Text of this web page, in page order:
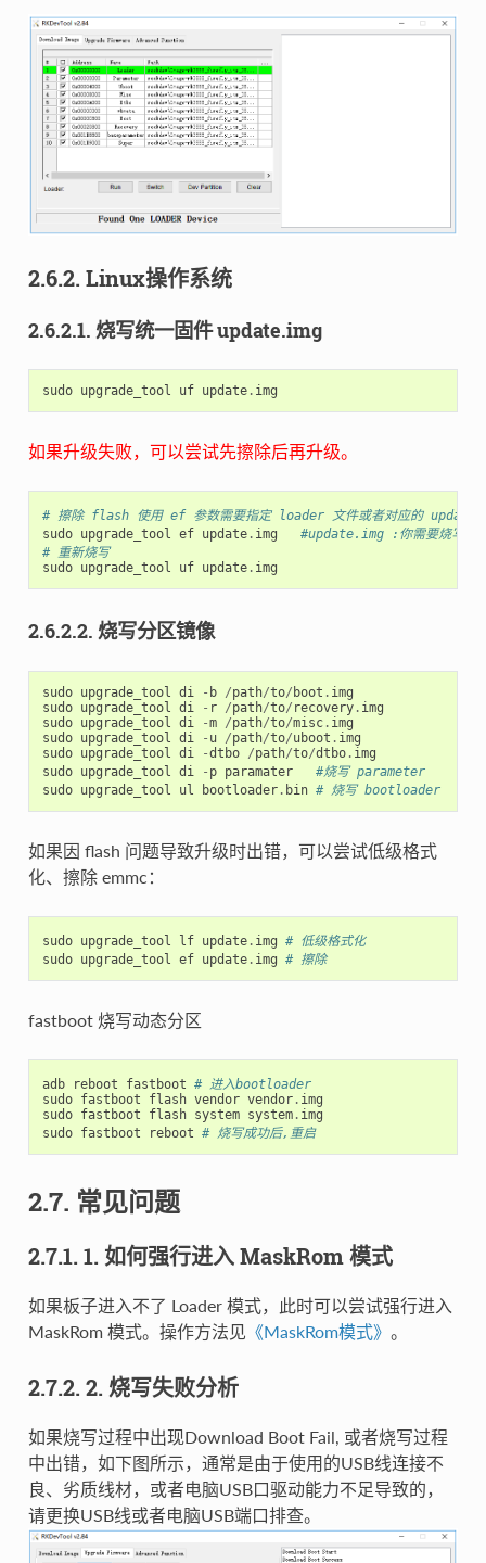
2.6.2. Linux操作系统
2.6.2.1. 烧写统一固件 update.img
sudo upgrade_tool uf update. img
如果升级失败，可以尝试先擦除后再升级。
# 擦除 flash 使用 ef 参数需要指定 loader 文件或者对应的
sudo upgrade_tool ef update. img
#update.img :你需要烧写的
# 重新烧写
sudo upgrade_tool uf update. img
2.6.2.2. 烧写分区镜像
sudo upgrade_tool di - b /path/to/ boot . img
sudo upgrade_tool di - r /path/to/ recovery. img
sudo upgrade_tool di -m /path/to/misc. img
sudo upgrade_tool di - u /path/to/uboot . img
sudo upgrade_tool di -dtbo /path/to/dtbo. img
sudo upgrade_tool di - p paramater
#烧写 parameter
sudo upgrade_tool ul bootloader. bin # 烧写 bootloader
如果因 flash 问题导致升级时出错，可以尝试低级格式
化、擦除 emmc：
sudo upgrade_tool lf update. img # 低级格式化
sudo upgrade_tool ef update. img # 擦除
fastboot 烧写动态分区
adb reboot fastboot # 进入bootloader
sudo fastboot flash vendor vendor. img
sudo fastboot flash system system. img
sudo fastboot reboot # 烧写成功后,重启
2.7. 常见问题
2.7.1. 1. 如何强行进入 MaskRom 模式
如果板子进入不了 Loader 模式，此时可以尝试强行进入
MaskRom 模式。操作方法见 《MaskRom模式》 。
2.7.2. 2. 烧写失败分析
如果烧写过程中出现Download Boot Fail, 或者烧写过程
中出错，如下图所示，通常是由于使用的USB线连接不
良、劣质线材，或者电脑USB口驱动能力不足导致的，
请更换USB线或者电脑USB端口排查。